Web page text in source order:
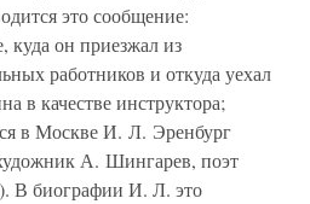
это сообщение:
он приезжал из
работников и откуда уехал
в качестве инструктора;
в Москве И. Л. Эренбург
А. Шингарев, поэт
В биографии И. Л. это